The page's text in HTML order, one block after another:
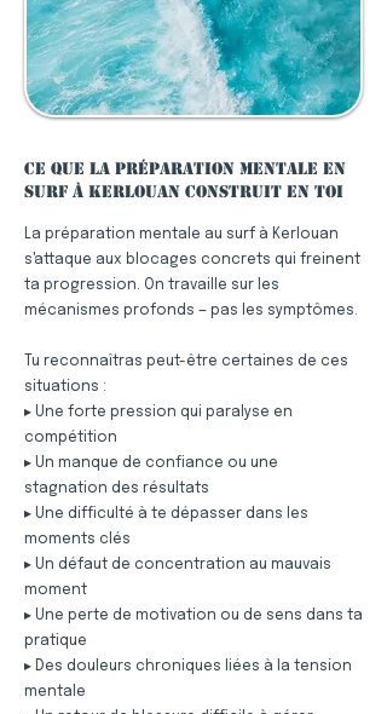
Ce que la préparation mentale en
surf à Kerlouan construit en toi
La préparation mentale au surf à Kerlouan
s'attaque aux blocages concrets qui freinent
ta progression. On travaille sur les
mécanismes profonds — pas les symptômes.
Tu reconnaîtras peut-être certaines de ces
situations :
▸ Une forte pression qui paralyse en
compétition
▸ Un manque de confiance ou une
stagnation des résultats
▸ Une difficulté à te dépasser dans les
moments clés
▸ Un défaut de concentration au mauvais
moment
▸ Une perte de motivation ou de sens dans ta
pratique
▸ Des douleurs chroniques liées à la tension
mentale